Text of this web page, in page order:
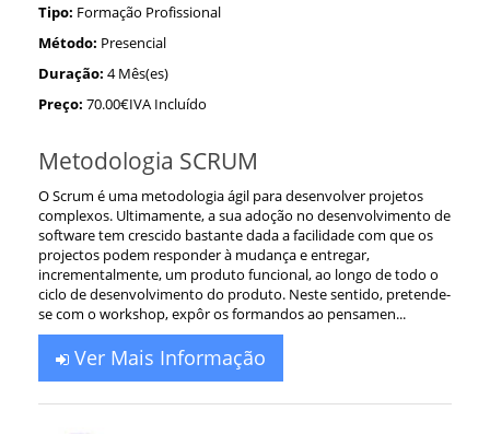
Tipo: Formação Profissional
Método: Presencial
Duração: 4 Mês(es)
Preço: 70.00€IVA Incluído
Metodologia SCRUM
O Scrum é uma metodologia ágil para desenvolver projetos
complexos. Ultimamente, a sua adoção no desenvolvimento de
software tem crescido bastante dada a facilidade com que os
projectos podem responder à mudança e entregar,
incrementalmente, um produto funcional, ao longo de todo o
ciclo de desenvolvimento do produto. Neste sentido, pretende-
se com o workshop, expôr os formandos ao pensamen...
Ver Mais Informação